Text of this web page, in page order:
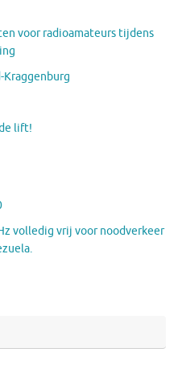
voor radioamateurs tijdens
Kraggenburg
lift!
volledig vrij voor noodverkeer